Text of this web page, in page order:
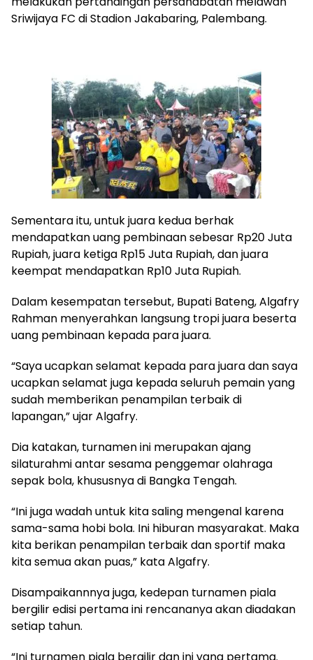
Sriwijaya FC di Stadion Jakabaring, Palembang.
Sementara itu, untuk juara kedua berhak
mendapatkan uang pembinaan sebesar Rp20 Juta
Rupiah, juara ketiga Rp15 Juta Rupiah, dan juara
keempat mendapatkan Rp10 Juta Rupiah.
Dalam kesempatan tersebut, Bupati Bateng, Algafry
Rahman menyerahkan langsung tropi juara beserta
uang pembinaan kepada para juara.
“Saya ucapkan selamat kepada para juara dan saya
ucapkan selamat juga kepada seluruh pemain yang
sudah memberikan penampilan terbaik di
lapangan,” ujar Algafry.
Dia katakan, turnamen ini merupakan ajang
silaturahmi antar sesama penggemar olahraga
sepak bola, khususnya di Bangka Tengah.
“Ini juga wadah untuk kita saling mengenal karena
sama-sama hobi bola. Ini hiburan masyarakat. Maka
kita berikan penampilan terbaik dan sportif maka
kita semua akan puas,” kata Algafry.
Disampaikannnya juga, kedepan turnamen piala
bergilir edisi pertama ini rencananya akan diadakan
setiap tahun.
“Ini turnamen piala bergilir dan ini yang pertama.